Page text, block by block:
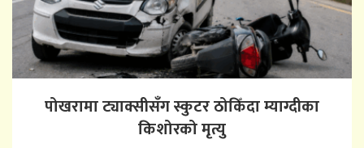
पोखरामा ट्याक्सीसँग स्कुटर ठोकिँदा म्याग्दीका
किशोरको मृत्यु